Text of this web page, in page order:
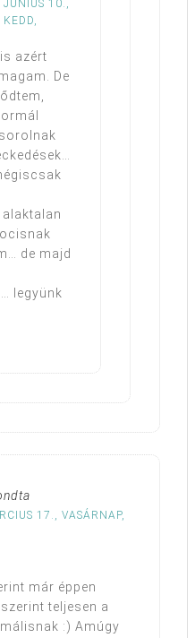
JÚNIUS 10.,
KEDD,
azért
De
de majd
legyünk
17., VASÁRNAP,
már éppen
teljesen a
:) Amúgy